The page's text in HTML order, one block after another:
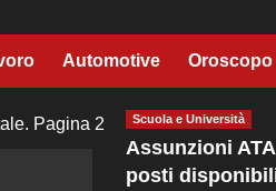
Automotive Oroscopo
Pagina 2 Scuola e Università
Assunzioni
posti